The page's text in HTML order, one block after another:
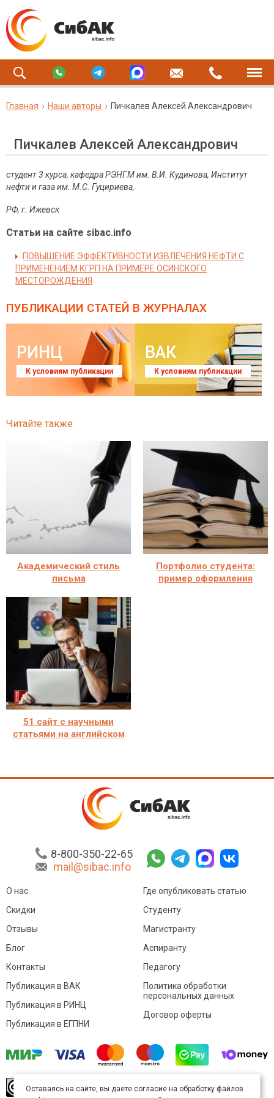
Главная Наши авторы Пичкалев Алексей Александрович
Пичкалев Алексей Александрович
студент 3 курса, кафедра РЭНГМ им. В.И. Кудинова, Институт
нефти и газа им. М.С. Гуцириева,
РФ, г. Ижевск
Статьи на сайте sibac.info
ПОВЫШЕНИЕ ЭФФЕКТИВНОСТИ ИЗВЛЕЧЕНИЯ НЕФТИ С
ПРИМЕНЕНИЕМ КГРП НА ПРИМЕРЕ ОСИНСКОГО
МЕСТОРОЖДЕНИЯ
ПУБЛИКАЦИИ СТАТЕЙ В ЖУРНАЛАХ
РИНЦ
К условиям публикации
ВАК
К условиям публикации
Читайте также
Академический стиль
письма
Портфолио студента:
пример оформления
51 сайт с научными
статьями на английском
8-800-350-22-65
mail@sibac.info
О нас
Скидки
Отзывы
Блог
Контакты
Где опубликовать статью
Студенту
Магистранту
Аспиранту
Педагогу
Публикация в ВАК
Публикация в РИНЦ
Публикация в ЕГПНИ
Политика обработки
персональных данных
Договор оферты
произведение доступно полицензии Creative
Оставаясь на сайте, вы даете согласие на обработку файлов